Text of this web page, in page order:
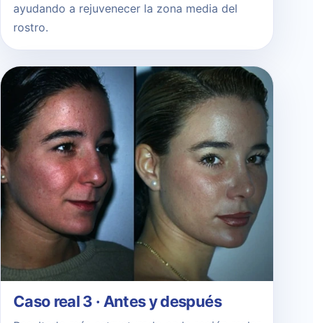
ayudando a rejuvenecer la zona media del
rostro.
Caso real 3 · Antes y después